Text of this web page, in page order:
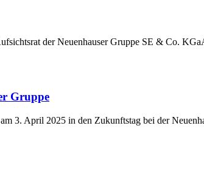
der Neuenhauser Gruppe SE & Co.
Gruppe
3. April 2025 in den Zukunftstag bei der